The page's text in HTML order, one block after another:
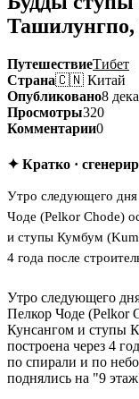
Ташилунгпо,
ПутешествиеТибет
Страна🇨🇳 Китай
Опубликовано8
Просмотры320
Комментарии0
✦ Кратко ·
Утро следующего дня
Чоде (Pelkor Chode)
и ступы Кумбум
4 года после
Утро следующего
Пелкор Чоде (Pelkor
Кунсангом и ступы
построена через 4
по спирали и по
поднялись на "9